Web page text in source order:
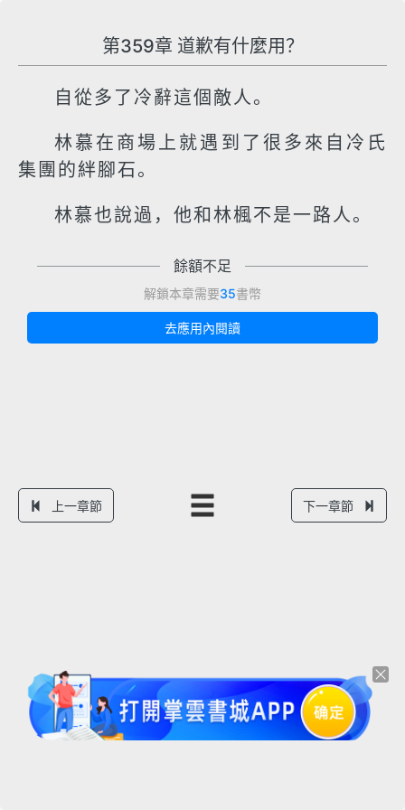
第359章 道歉有什麼用？
自從多了冷辭這個敵人。
林慕在商場上就遇到了很多來自冷氏
集團的絆腳石。
林慕也說過，他和林楓不是一路人。
餘額不足
解鎖本章需要35書幣
去應用內閱讀
上一章節 下一章節